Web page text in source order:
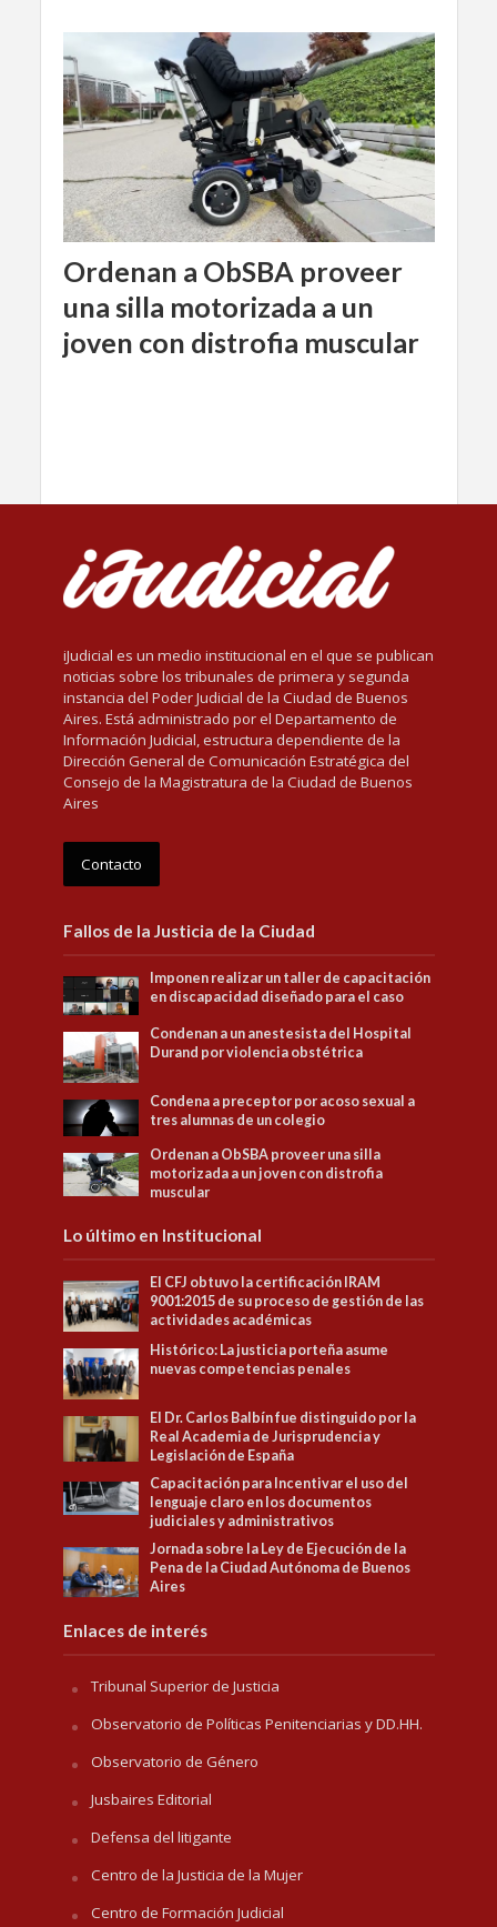
Ordenan a ObSBA proveer
una silla motorizada a un
joven con distrofia muscular
iJudicial es un medio institucional en el que se publican
noticias sobre los tribunales de primera y segunda
instancia del Poder Judicial de la Ciudad de Buenos
Aires. Está administrado por el Departamento de
Información Judicial, estructura dependiente de la
Dirección General de Comunicación Estratégica del
Consejo de la Magistratura de la Ciudad de Buenos
Aires
Contacto
Fallos de la Justicia de la Ciudad
Imponen realizar un taller de capacitación
en discapacidad diseñado para el caso
Condenan a un anestesista del Hospital
Durand por violencia obstétrica
Condena a preceptor por acoso sexual a
tres alumnas de un colegio
Ordenan a ObSBA proveer una silla
motorizada a un joven con distrofia
muscular
Lo último en Institucional
El CFJ obtuvo la certificación IRAM
9001:2015 de su proceso de gestión de las
actividades académicas
Histórico: La justicia porteña asume
nuevas competencias penales
El Dr. Carlos Balbín fue distinguido por la
Real Academia de Jurisprudencia y
Legislación de España
Capacitación para Incentivar el uso del
lenguaje claro en los documentos
judiciales y administrativos
Jornada sobre la Ley de Ejecución de la
Pena de la Ciudad Autónoma de Buenos
Aires
Enlaces de interés
Tribunal Superior de Justicia
Observatorio de Políticas Penitenciarias y DD.HH.
Observatorio de Género
Jusbaires Editorial
Defensa del litigante
Centro de la Justicia de la Mujer
Centro de Formación Judicial